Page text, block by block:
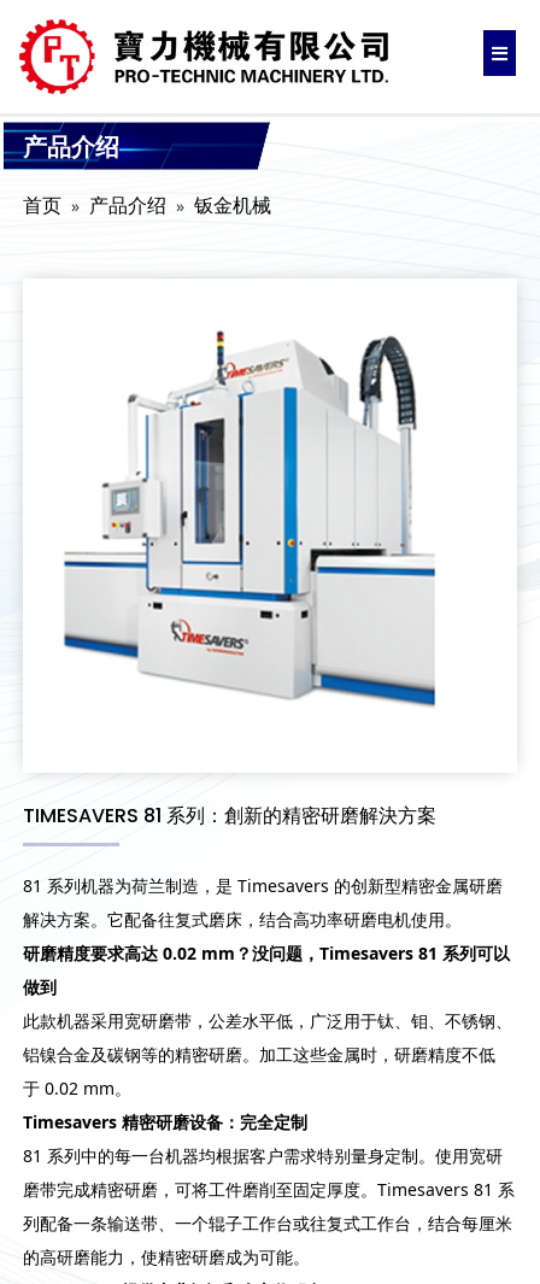
产品介绍
首页 产品介绍 钣金机械
TIMESAVERS 81 系列：創新的精密研磨解決方案
81 系列机器为荷兰制造，是 Timesavers 的创新型精密金属研磨
解决方案。它配备往复式磨床，结合高功率研磨电机使用。
研磨精度要求高达 0.02 mm？没问题，Timesavers 81 系列可以
做到
此款机器采用宽研磨带，公差水平低，广泛用于钛、钼、不锈钢、
铝镍合金及碳钢等的精密研磨。加工这些金属时，研磨精度不低
于 0.02 mm。
Timesavers 精密研磨设备：完全定制
81 系列中的每一台机器均根据客户需求特别量身定制。使用宽研
磨带完成精密研磨，可将工件磨削至固定厚度。Timesavers 81 系
列配备一条输送带、一个辊子工作台或往复式工作台，结合每厘米
的高研磨能力，使精密研磨成为可能。